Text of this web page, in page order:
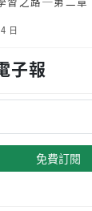
日
子報
免費訂閱